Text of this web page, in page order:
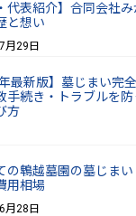
代表紹介】合同会社
と想い
月29日
年最新版】墓じまい完
手続き・トラブルを
方
の鵯越墓園の墓じま
用相場
月28日